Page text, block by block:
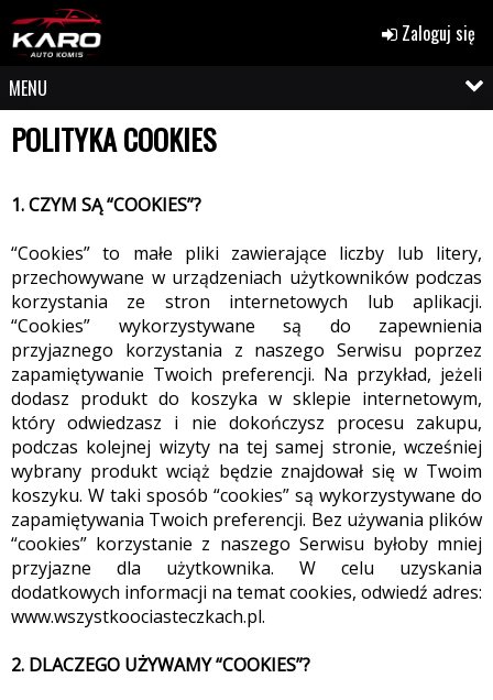
Zaloguj się
MENU
POLITYKA COOKIES
1. CZYM SĄ “COOKIES”?
“Cookies” to małe pliki zawierające liczby lub litery,
przechowywane w urządzeniach użytkowników podczas
korzystania ze stron internetowych lub aplikacji.
“Cookies” wykorzystywane są do zapewnienia
przyjaznego korzystania z naszego Serwisu poprzez
zapamiętywanie Twoich preferencji. Na przykład, jeżeli
dodasz produkt do koszyka w sklepie internetowym,
który odwiedzasz i nie dokończysz procesu zakupu,
podczas kolejnej wizyty na tej samej stronie, wcześniej
wybrany produkt wciąż będzie znajdował się w Twoim
koszyku. W taki sposób “cookies” są wykorzystywane do
zapamiętywania Twoich preferencji. Bez używania plików
“cookies” korzystanie z naszego Serwisu byłoby mniej
przyjazne dla użytkownika. W celu uzyskania
dodatkowych informacji na temat cookies, odwiedź adres:
www.wszystkoociasteczkach.pl.
2. DLACZEGO UŻYWAMY “COOKIES”?